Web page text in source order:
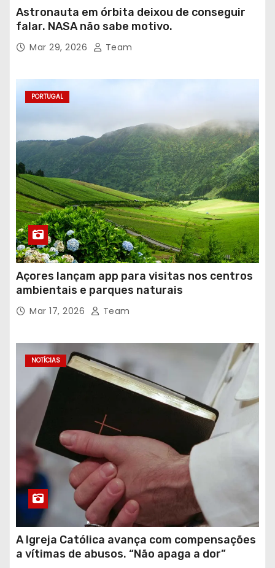
Astronauta em órbita deixou de conseguir
falar. NASA não sabe motivo.
Mar 29, 2026 Team
PORTUGAL
Açores lançam app para visitas nos centros
ambientais e parques naturais
Mar 17, 2026 Team
NOTÍCIAS
A Igreja Católica avança com compensações
a vítimas de abusos. “Não apaga a dor”